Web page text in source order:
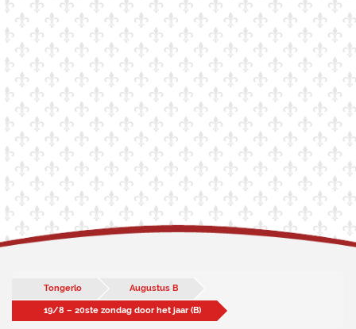
Tongerlo Augustus B
19/8 – 20ste zondag door het jaar (B)